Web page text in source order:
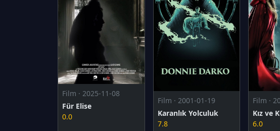
Film · 2025-11-08
Für Elise
0.0
Film · 2001-01-19
Karanlık Yolculuk
7.8
Film ·
Kız ve
6.0